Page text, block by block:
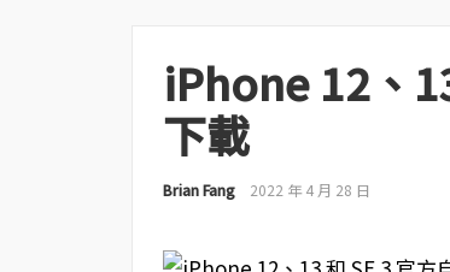
iPhone 12、
下載
Brian Fang 2022 年 4 月 28 日